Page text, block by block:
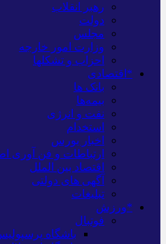
رهبر انقلاب
دولت
مجلس
وزارت امور خارجه
احزاب و تشکلها
*اقتصادی
بانک ها
بیمه‌ها
نفت و انرژی
استخدام
اخبار بورس
ارتباطات و فن آوری
اقتصاد بین الملل
آگهی های دولتی
تبلیغات
*ورزش
فوتبال
باشگاه